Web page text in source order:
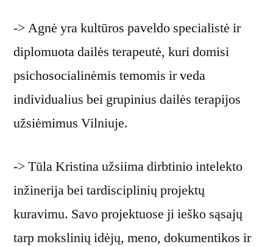
-> Agnė yra kultūros paveldo specialistė ir
diplomuota dailės terapeutė, kuri domisi
psichosocialinėmis temomis ir veda
individualius bei grupinius dailės terapijos
užsiėmimus Vilniuje.
-> Tūla Kristina užsiima dirbtinio intelekto
inžinerija bei tardisciplinių projektų
kuravimu. Savo projektuose ji ieško sąsajų
tarp mokslinių idėjų, meno, dokumentikos ir